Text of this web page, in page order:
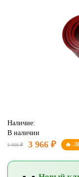
Наличие:
В наличии
5 666 ₽ 3 966 ₽ 🔥 -